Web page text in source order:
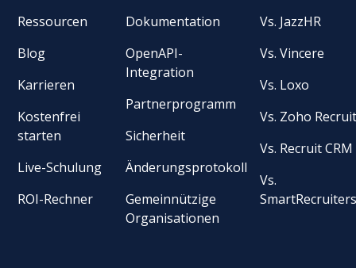
Ressourcen
Blog
Karrieren
Kostenfrei
starten
Live-Schulung
ROI-Rechner
Dokumentation
OpenAPI-
Integration
Partnerprogramm
Sicherheit
Änderungsprotokoll
Gemeinnützige
Organisationen
Vs. JazzHR
Vs. Vincere
Vs. Loxo
Vs. Zoho
Vs. Recruit CRM
Vs.